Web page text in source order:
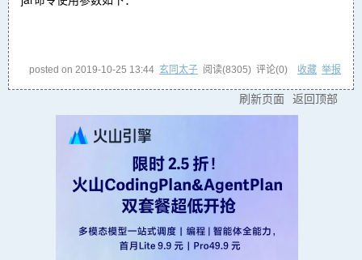
posted on 2019-10-25 13:44 玄同太子 阅读(8305) 评论(0) 收藏 举报
刷新页面 返回顶部